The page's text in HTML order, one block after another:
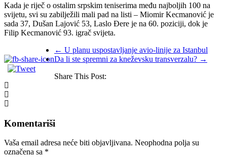
Kada je riječ o ostalim srpskim teniserima među najboljih 100 na
svijetu, svi su zabilježili mali pad na listi – Miomir Kecmanović je
sada 37, Dušan Lajović 53, Laslo Đere je na 60. poziciji, dok je
Filip Kecmanović 93. igrač svijeta.
← U planu uspostavljanje avio-linije za Istanbul
Da li ste spremni za kneževsku transverzalu? →
Share This Post:
Komentariši
Vaša email adresa neće biti objavljivana. Neophodna polja su
označena sa *